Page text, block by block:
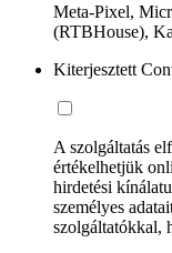
Meta-Pixel,
(RTBHouse),
Kiterjesztett
A szolgáltatás
értékelhetjük
hirdetési
személyes
szolgáltatókkal,